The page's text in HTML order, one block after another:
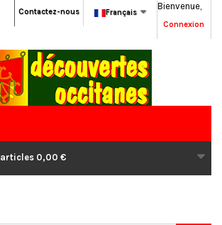
Bienvenue,
Connexion
Français
Contactez-nous
articles 0,00 €